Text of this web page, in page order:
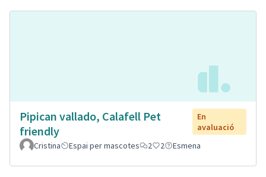
Pipican vallado, Calafell Pet
friendly
En
avaluació
Cristina
Espai per mascotes 2 2 Esmena